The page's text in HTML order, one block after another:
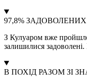
97,8%
З Кулуаром вже
залишилися
В ПОХІД РАЗОМ ЗІ